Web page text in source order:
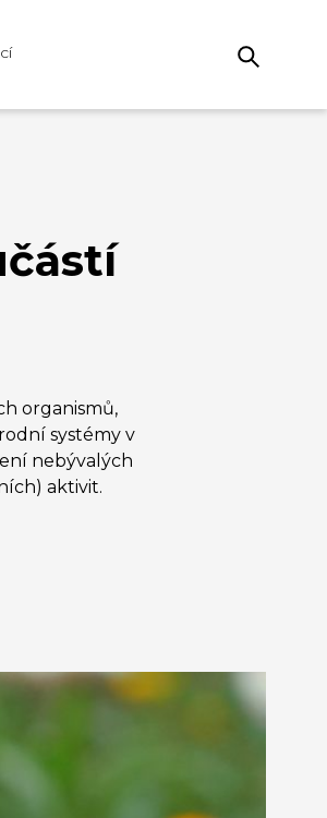
organismů,
systémy v
nebývalých
aktivit.